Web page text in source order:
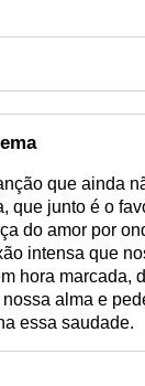
que ainda
que junto é o
do amor por
intensa que
hora marcada,
alma e
essa saudade.